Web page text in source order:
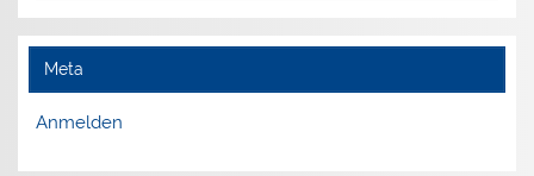
Meta
Anmelden